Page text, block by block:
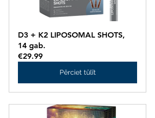
D3 + K2 LIPOSOMAL SHOTS,
14 gab.
€29.99
Pērciet tūlīt